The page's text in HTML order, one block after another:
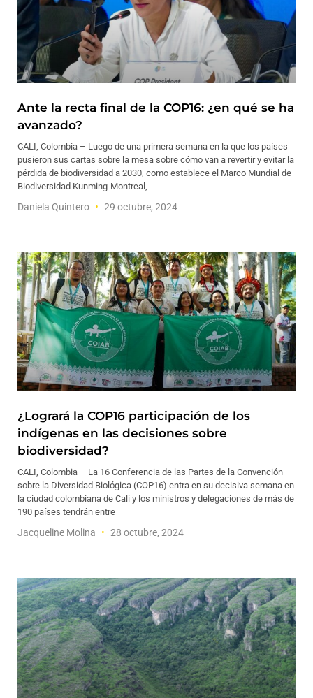
Ante la recta final de la COP16: ¿en qué se ha
avanzado?
CALI, Colombia – Luego de una primera semana en la que los países
pusieron sus cartas sobre la mesa sobre cómo van a revertir y evitar la
pérdida de biodiversidad a 2030, como establece el Marco Mundial de
Biodiversidad Kunming-Montreal,
Daniela Quintero 29 octubre, 2024
¿Logrará la COP16 participación de los
indígenas en las decisiones sobre
biodiversidad?
CALI, Colombia – La 16 Conferencia de las Partes de la Convención
sobre la Diversidad Biológica (COP16) entra en su decisiva semana en
la ciudad colombiana de Cali y los ministros y delegaciones de más de
190 países tendrán entre
Jacqueline Molina 28 octubre, 2024